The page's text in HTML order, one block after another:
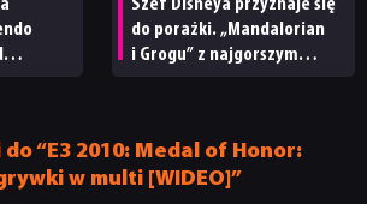
Szef Disneya przyznaje się
do porażki. „Mandalorian
i Grogu” z najgorszym
“E3 2010: Medal of Honor:
w multi [WIDEO]”